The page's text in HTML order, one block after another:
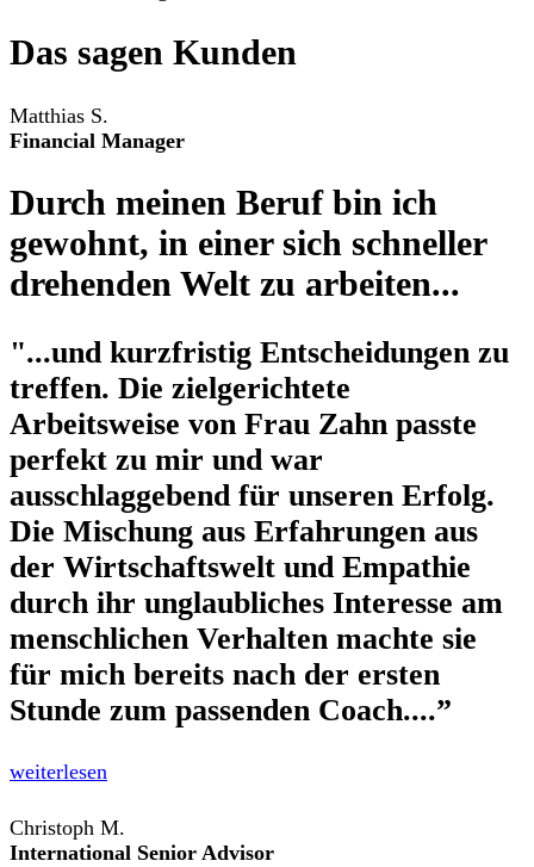
Das sagen Kunden
Matthias S.
Financial Manager
Durch meinen Beruf bin ich
gewohnt, in einer sich schneller
drehenden Welt zu arbeiten...
"...und kurzfristig Entscheidungen zu
treffen. Die zielgerichtete
Arbeitsweise von Frau Zahn passte
perfekt zu mir und war
ausschlaggebend für unseren Erfolg.
Die Mischung aus Erfahrungen aus
der Wirtschaftswelt und Empathie
durch ihr unglaubliches Interesse am
menschlichen Verhalten machte sie
für mich bereits nach der ersten
Stunde zum passenden Coach....”
weiterlesen
Christoph M.
International Senior Advisor